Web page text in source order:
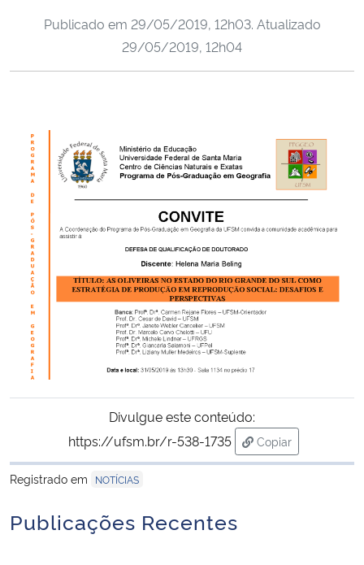
Ministério do Meio Ambiente
Ministério do Turismo
Ministério do Desenvolvimento Regional
Controladoria-Geral da União
Ministério da Mulher, da Família e dos Direitos Humanos
Secretaria-Geral
Gabinete de Segurança Institucional
Publicado em 29/05/2019, 12h03. Atualizado
29/05/2019, 12h04
Divulgue este conteúdo:
https://ufsm.br/r-538-1735
Copiar
para área de
Registrado em
NOTÍCIAS
Publicações Recentes